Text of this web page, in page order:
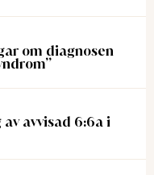
om diagnosen
avvisad 6:6a i